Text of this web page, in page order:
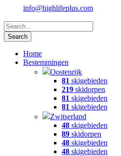
info@highlifeplus.com
Home
Bestemmingen
Oostenrijk
81 skigebieden
219 skidorpen
81 skigebieden
81 skigebieden
Zwitserland
48 skigebieden
89 skidorpen
48 skigebieden
48 skigebieden